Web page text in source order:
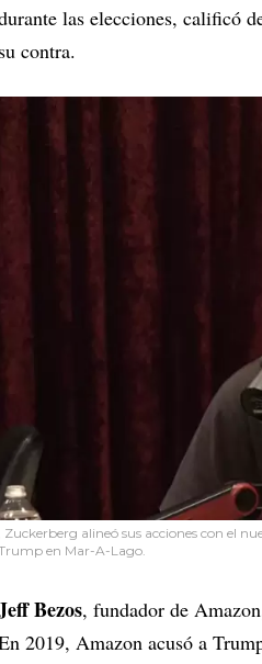
las elecciones, calificó
su contra.
, Zuckerberg alineó sus acciones con el
en Mar-A-Lago.
Bezos, fundador de
2019, Amazon acusó a